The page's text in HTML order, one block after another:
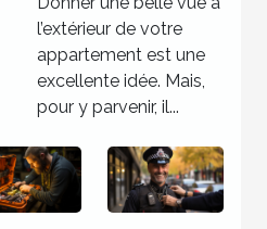
votre maison
l’extérieur de votre
appartement est une
excellente idée. Mais,
pour y parvenir, il...